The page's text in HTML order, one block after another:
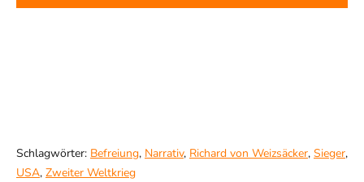
Schlagwörter: Befreiung, Narrativ, Richard von Weizsäcker, Sieger,
USA, Zweiter Weltkrieg